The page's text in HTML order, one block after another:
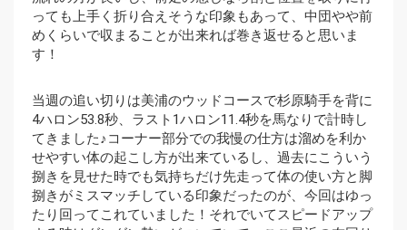
っても上手く折り合えそうな印象もあって、中団やや前
めくらいで収まることが出来れば巻き返せると思いま
す！
当週の追い切りは美浦のウッドコースで杉原騎手を背に
4ハロン53.8秒、ラスト1ハロン11.4秒を馬なりで計時し
てきました♪コーナー部分での我慢の仕方は溜めを利か
せやすい体の起こし方が出来ているし、過去にこういう
捌きを見せた時でも気持ちだけ先走って体の使い方と脚
捌きがミスマッチしている印象だったのが、今回はゆっ
たり回ってこれていました！それでいてスピードアップ